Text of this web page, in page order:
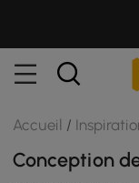
Accueil /